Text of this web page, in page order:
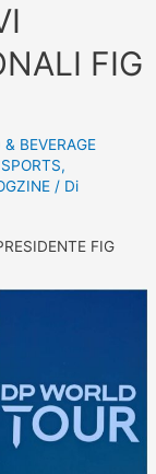
FIG
& BEVERAGE
,
/ Di
FIG